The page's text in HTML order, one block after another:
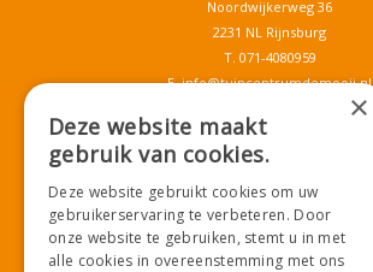
Noordwijkerweg 36
2231 NL Rijnsburg
T. 071-4080959
E.info@tuincentrumdemooij.nl
Download onze App!
×
Deze website maakt
gebruik van cookies.
Deze website gebruikt cookies om uw
gebruikerservaring te verbeteren. Door
onze website te gebruiken, stemt u in met
alle cookies in overeenstemming met ons